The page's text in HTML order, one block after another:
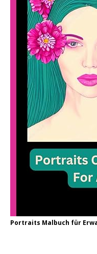
Portraits Malbuch für